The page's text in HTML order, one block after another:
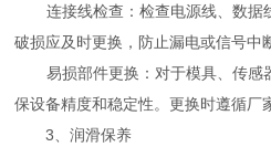
连接线检查：检查电源线、数据
破损应及时更换，防止漏电或信号中
易损部件更换：对于模具、传感
保设备精度和稳定性。更换时遵循厂
3、润滑保养